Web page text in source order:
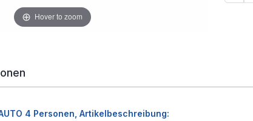
Hover to zoom
4 Personen, Artikelbeschreibung: